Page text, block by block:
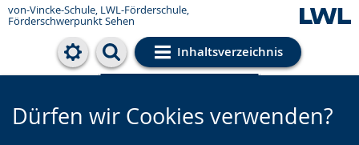
von-Vincke-Schule, LWL-Förderschule,
Förderschwerpunkt Sehen
Inhaltsverzeichnis
Cookie-Einstellungen
Dürfen wir Cookies verwenden?